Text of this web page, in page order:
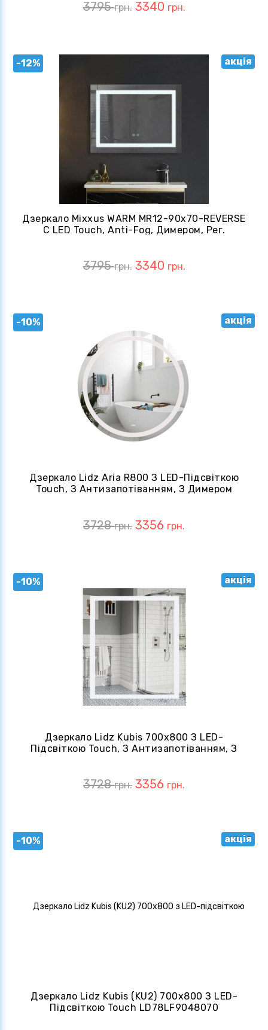
3795грн. 3340 грн.
-12% акція
Дзеркало Mixxus WARM MR12-90x70-REVERSE
С LED Touch, Anti-Fog, Димером, Рег.
3795грн. 3340 грн.
-10% акція
Дзеркало Lidz Aria R800 З LED-Підсвіткою
Touch, З Антизапотіванням, З Димером
3728грн. 3356 грн.
-10% акція
Дзеркало Lidz Kubis 700х800 З LED-
Підсвіткою Touch, З Антизапотіванням, З
3728грн. 3356 грн.
-10% акція
Дзеркало Lidz Kubis (KU2) 700х800 З LED-
Підсвіткою Touch LD78LF9048070